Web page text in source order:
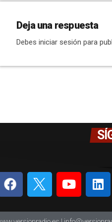
Deja una respuesta
Debes iniciar sesión para